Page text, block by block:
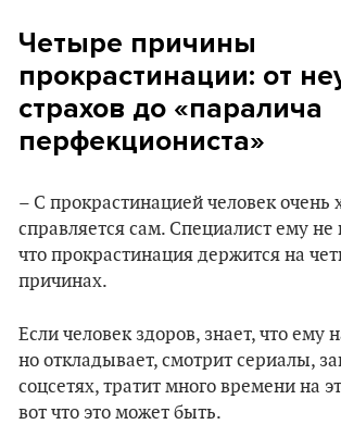
Четыре причины
прокрастинации: от
страхов до «паралича
перфекциониста»
– С прокрастинацией человек очень
справляется сам. Специалист ему
что прокрастинация держится на
причинах.
Если человек здоров, знает, что ему
но откладывает, смотрит сериалы,
соцсетях, тратит много времени на
вот что это может быть.